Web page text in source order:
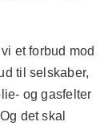
et forbud mod
til selskaber,
og gasfelter
det skal